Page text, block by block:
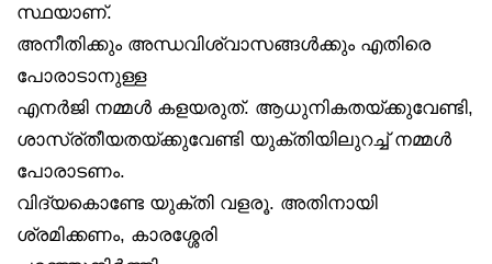
സ്ഥയാണ്.
അനീതിക്കും അന്ധവിശ്വാസങ്ങൾക്കും എതിരെ
പോരാടാനുള്ള
എനർജി നമ്മൾ കളയരുത്. ആധുനികതയ്ക്കുവേണ്ടി,
ശാസ്ര്തീയതയ്ക്കുവേണ്ടി യുക്തിയിലുറച്ച് നമ്മൾ
പോരാടണം.
വിദ്യകൊണ്ടേ യുക്തി വളരൂ. അതിനായി
ശ്രമിക്കണം, കാരശ്ശേരി